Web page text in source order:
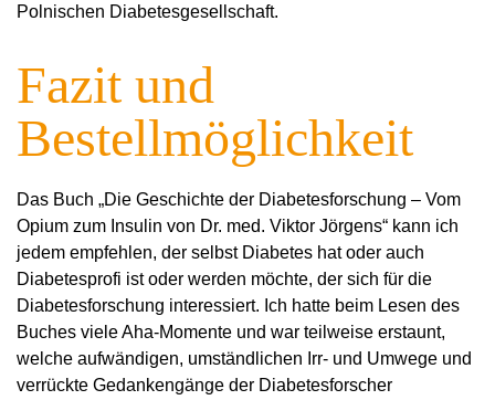
Polnischen Diabetesgesellschaft.
Fazit und
Bestellmöglichkeit
Das Buch „Die Geschichte der Diabetesforschung – Vom
Opium zum Insulin von Dr. med. Viktor Jörgens“ kann ich
jedem empfehlen, der selbst Diabetes hat oder auch
Diabetesprofi ist oder werden möchte, der sich für die
Diabetesforschung interessiert. Ich hatte beim Lesen des
Buches viele Aha-Momente und war teilweise erstaunt,
welche aufwändigen, umständlichen Irr- und Umwege und
verrückte Gedankengänge der Diabetesforscher